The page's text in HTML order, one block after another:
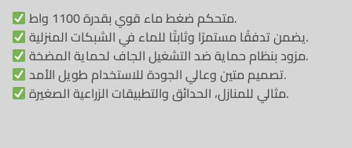
متحكم ضغط ماء قوي بقدرة 1100 واط.
يضمن تدفقًا مستمرًا وثابتًا للماء في الشبكات المنزلية.
مزود بنظام حماية ضد التشغيل الجاف لحماية المضخة.
تصميم متين وعالي الجودة للاستخدام طويل الأمد.
مثالي للمنازل، الحدائق والتطبيقات الزراعية الصغيرة.